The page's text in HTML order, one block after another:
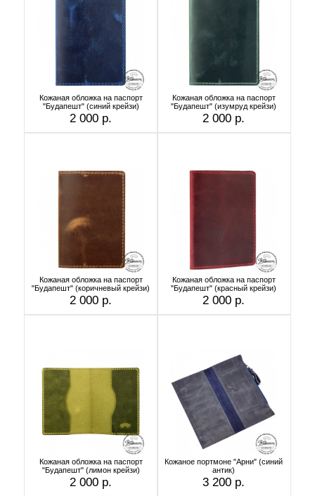
Кожаная обложка на паспорт
"Будапешт" (синий крейзи)
2 000 р.
Кожаная обложка на паспорт
"Будапешт" (изумруд крейзи)
2 000 р.
Кожаная обложка на паспорт
"Будапешт" (коричневый крейзи)
2 000 р.
Кожаная обложка на паспорт
"Будапешт" (красный крейзи)
2 000 р.
Кожаная обложка на паспорт
"Будапешт" (лимон крейзи)
2 000 р.
Кожаное портмоне "Арни" (синий
антик)
3 200 р.